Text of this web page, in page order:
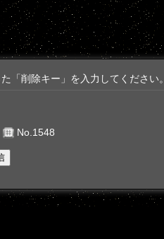
「削除キー」を入力してください。
No.1548